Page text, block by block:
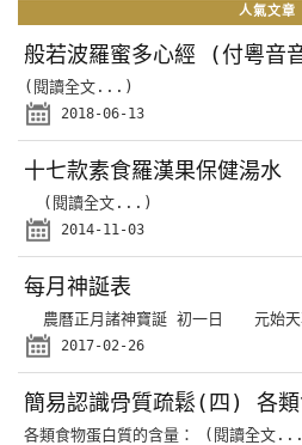
人氣文章
般若波羅蜜多心經 (付粵音
(閱讀全文...)
2018-06-13
十七款素食羅漢果保健湯水
(閱讀全文...)
2014-11-03
每月神誕表
農曆正月諸神寶誕 初一日 元始天
2017-02-26
簡易認識骨質疏鬆(四) 各類
各類食物蛋白質的含量： (閱讀全文